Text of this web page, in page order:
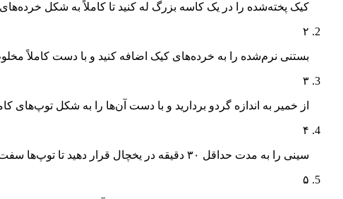
کیک پخته‌شده را در یک کاسه بزرگ له کنید تا کاملاً به شکل خرده‌های
۲
بستنی نرم‌شده را به خرده‌های کیک اضافه کنید و با دست کاملاً
۳
از خمیر به اندازه گردو بردارید و با دست آن‌ها را به شکل توپ‌های
۴
سینی را به مدت حداقل ۳۰ دقیقه در یخچال قرار دهید تا توپ‌ها سفت شوند.
۵